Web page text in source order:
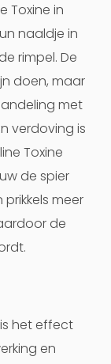
Toxine in
naaldje in
rimpel. De
doen, maar
met
verdoving is
Toxine
de spier
meer
de
het effect
en